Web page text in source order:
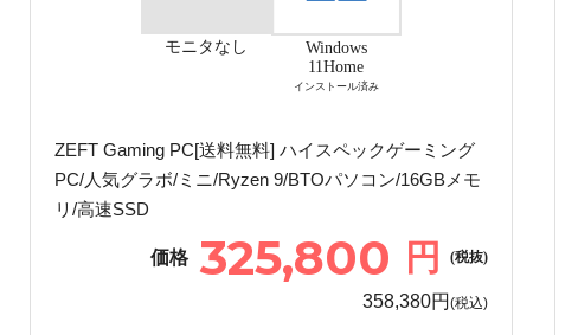
モニタなし
Windows
11Home
インストール済み
ZEFT Gaming PC[送料無料] ハイスペックゲーミング
PC/人気グラボ/ミニ/Ryzen 9/BTOパソコン/16GBメモ
リ/高速SSD
価格 325,800 円 (税抜)
358,380円 (税込)